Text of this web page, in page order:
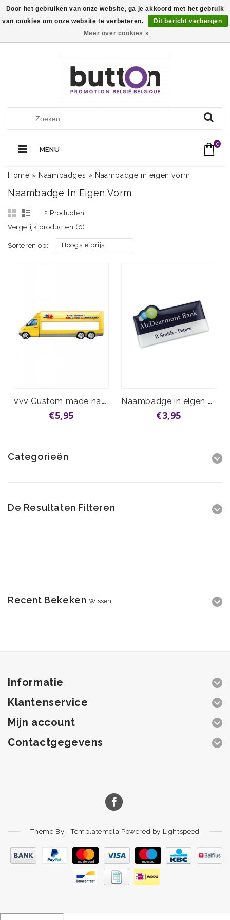
Call Us Now:+32 (0)13560051
MENU
0
Home » Naambadges » Naambadge in eigen vorm
Naambadge In Eigen Vorm
2 Producten
Vergelijk producten (0)
Sorteren op: Hoogste prijs
vvv Custom made naambadge vanaf
€5,95
Naambadge in eigen vorm
€3,95
Categorieën
De Resultaten Filteren
Recent Bekeken Wissen
Informatie
Klantenservice
Mijn account
Contactgegevens
Theme By -Templatemela Powered by Lightspeed
Door het gebruiken van onze website, ga je akkoord met het gebruik
van cookies om onze website te verbeteren.
Dit bericht verbergen
Meer over cookies »